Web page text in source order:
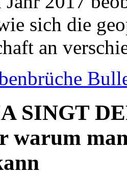
sich die
an
SINGT
warum